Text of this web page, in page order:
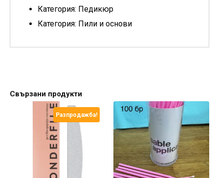
Категория: Педикюр
Категория: Пили и основи
Свързани продукти
Разпродажба!